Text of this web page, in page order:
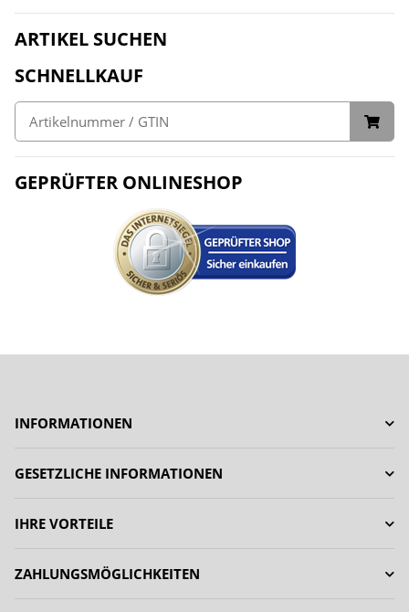
ARTIKEL SUCHEN
SCHNELLKAUF
GEPRÜFTER ONLINESHOP
INFORMATIONEN
GESETZLICHE INFORMATIONEN
IHRE VORTEILE
ZAHLUNGSMÖGLICHKEITEN